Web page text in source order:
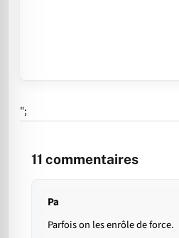
";
11 commentaires
Pa
Parfois on les enrôle de force.